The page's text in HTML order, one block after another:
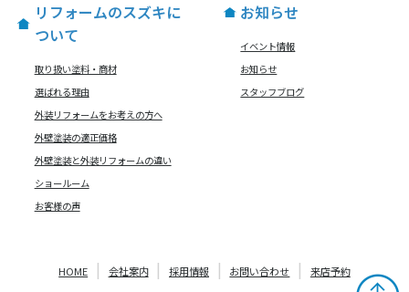
リフォームのスズキに
ついて
取り扱い塗料・商材
選ばれる理由
外装リフォームをお考えの方へ
外壁塗装の適正価格
外壁塗装と外装リフォームの違い
ショールーム
お客様の声
お知らせ
イベント情報
お知らせ
スタッフブログ
HOME 会社案内 採用情報 お問い合わせ 来店予約